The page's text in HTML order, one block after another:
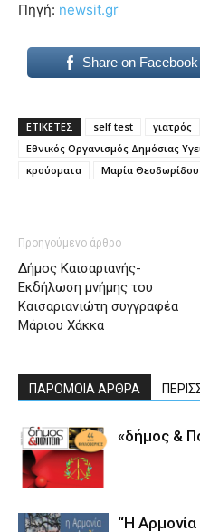
Πηγή: newsit.gr
Share on Facebook
ΕΤΙΚΕΤΕΣ self test γιατρός
Εθνικός Οργανισμός Δημόσιας
κρούσματα
Μαρία Θεοδωρίδου
Προηγούμενο άρθρο
Δήμος Καισαριανής-
Εκδήλωση μνήμης του
Καισαριανιώτη συγγραφέα
Μάριου Χάκκα
ΠΑΡΟΜΟΙΑ ΑΡΘΡΑ
«δήμος &
“Η